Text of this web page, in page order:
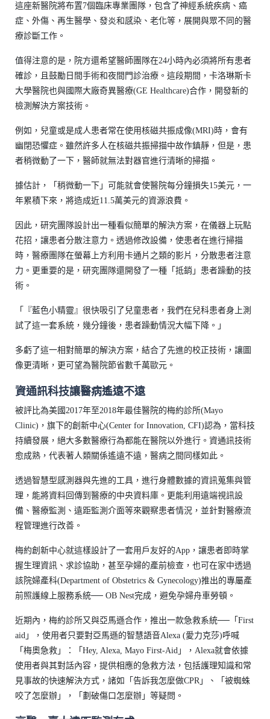
這座新醫院將布置7個臨床專業團隊，包含了神經系統疾病、癌
症、外傷、再生醫學、發炎和感染、老化等，展開與眾不同的醫
療診斷工作。
值得注意的是，院方還希望醫師團隊在24小時內必須將所有患者
確診，且鼓勵日間手術和夜間門診治療。這段期間，卡洛琳斯卡
大學醫院也與國際大廠奇異醫療(GE Healthcare)合作，開發新的
檢測解決方案技術。
例如，兒童或是成人患者常在使用核磁共振成像(MRI)時，會有
幽閉恐懼症。雖然許多人在核磁共振掃描中故作鎮靜，但是，患
者稍微動了一下，醫師就無法對器官進行清晰的掃描。
據估計，「稍微動一下」可能就會使醫院每分鐘損失15美元，一
年累積下來，將造成近11.5萬美元的資源浪費。
因此，研究團隊設計出一種看似簡單的解決方案，在儀器上玩點
花招，讓患者分散注意力。透過修改設備，使患者在進行掃描
時，醫療團隊在螢幕上方利用卡通片之類的影片，分散患者注意
力。更重要的是，研究團隊還開發了一種「抵銷」患者躁動的技
術。
「『藍色小精靈』很快吸引了兒童患者，我們在兒科患者身上測
試了這一套系統，幾分鐘後，患者躁動情況大幅下降。」
多虧了這一相對簡單的解決方案，結合了先進的校正技術，讓圖
像更清晰，更可望為醫院節省數千萬歐元。
資通訊科技讓醫病遙遠不遠
被評比為美國2017年至2018年最佳醫院的梅約診所(Mayo
Clinic)，旗下的創新中心(Center for Innovation, CFI)認為，當科技
持續發展，絕大多數醫療行為都能在醫院以外進行。資通訊技術
愈成熟，代表著人類關係遙遠不遠，醫病之間同樣如此。
透過智慧型感測器與先進的工具，進行身體數據的資訊蒐集與管
理，能將資料回傳到醫療的中央資料庫。更能利用遠端視訊設
備、醫療監測、遠距監測介面等來觀察患者情況，並針對醫療流
程管理進行改善。
梅約創新中心就這樣設計了一套用戶友好的App，讓患者即時掌
握生理資訊、求診協助，甚至孕婦的產前檢查，也可在家中透過
該院婦產科(Department of Obstetrics & Gynecology)推出的專屬產
前照護線上服務系統── OB Nest完成，避免孕婦舟車勞頓。
近期內，梅約診所又與亞馬遜合作，推出一款急救系統──「First
aid」，使用者只要對亞馬遜的智慧語音Alexa (愛力克莎)呼喊
「梅奧急救」：「Hey, Alexa, Mayo First-Aid」，Alexa就會依據
使用者與其對話內容，提供相應的急救方法，包括護理知識和常
見事故的快速解決方式，諸如「告訴我怎麼做CPR」、「被蜘蛛
咬了怎麼辦」，「劃破傷口怎麼辦」等疑問。